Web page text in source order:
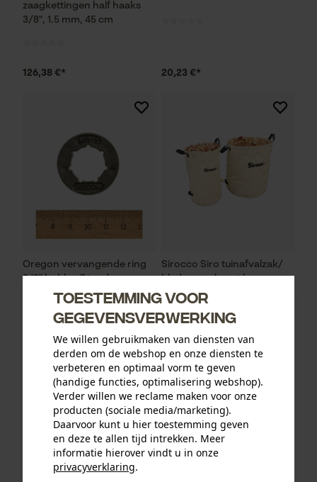
zaagkettingen half haaks
3/8", 1.5 mm, 45 cm
126,38 €* 20,23 €*
Oregon vervangende ring
3/8" hobby, 7 tanden
Sirocco Siro tuinafvalzak/
bladerenzak met lussen
Toestemming voor
gegevensverwerking
We willen gebruikmaken van diensten van
derden om de webshop en onze diensten te
verbeteren en optimaal vorm te geven
(handige functies, optimalisering webshop).
Verder willen we reclame maken voor onze
producten (sociale media/marketing).
Daarvoor kunt u hier toestemming geven
en deze te allen tijd intrekken. Meer
informatie hierover vindt u in onze
privacyverklaring.